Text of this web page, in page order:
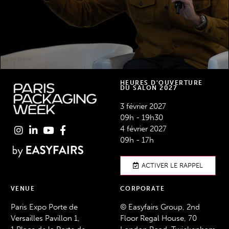
HEURES D'OUVERTURE
DU SALON 2027
3 février 2027
09h - 19h30
4 février 2027
09h - 17h
ACTIVER LE RAPPEL
VENUE
Paris Expo Porte de
Versailles Pavillon 1,
CORPORATE
© Easyfairs Group, 2nd
Floor Regal House, 70